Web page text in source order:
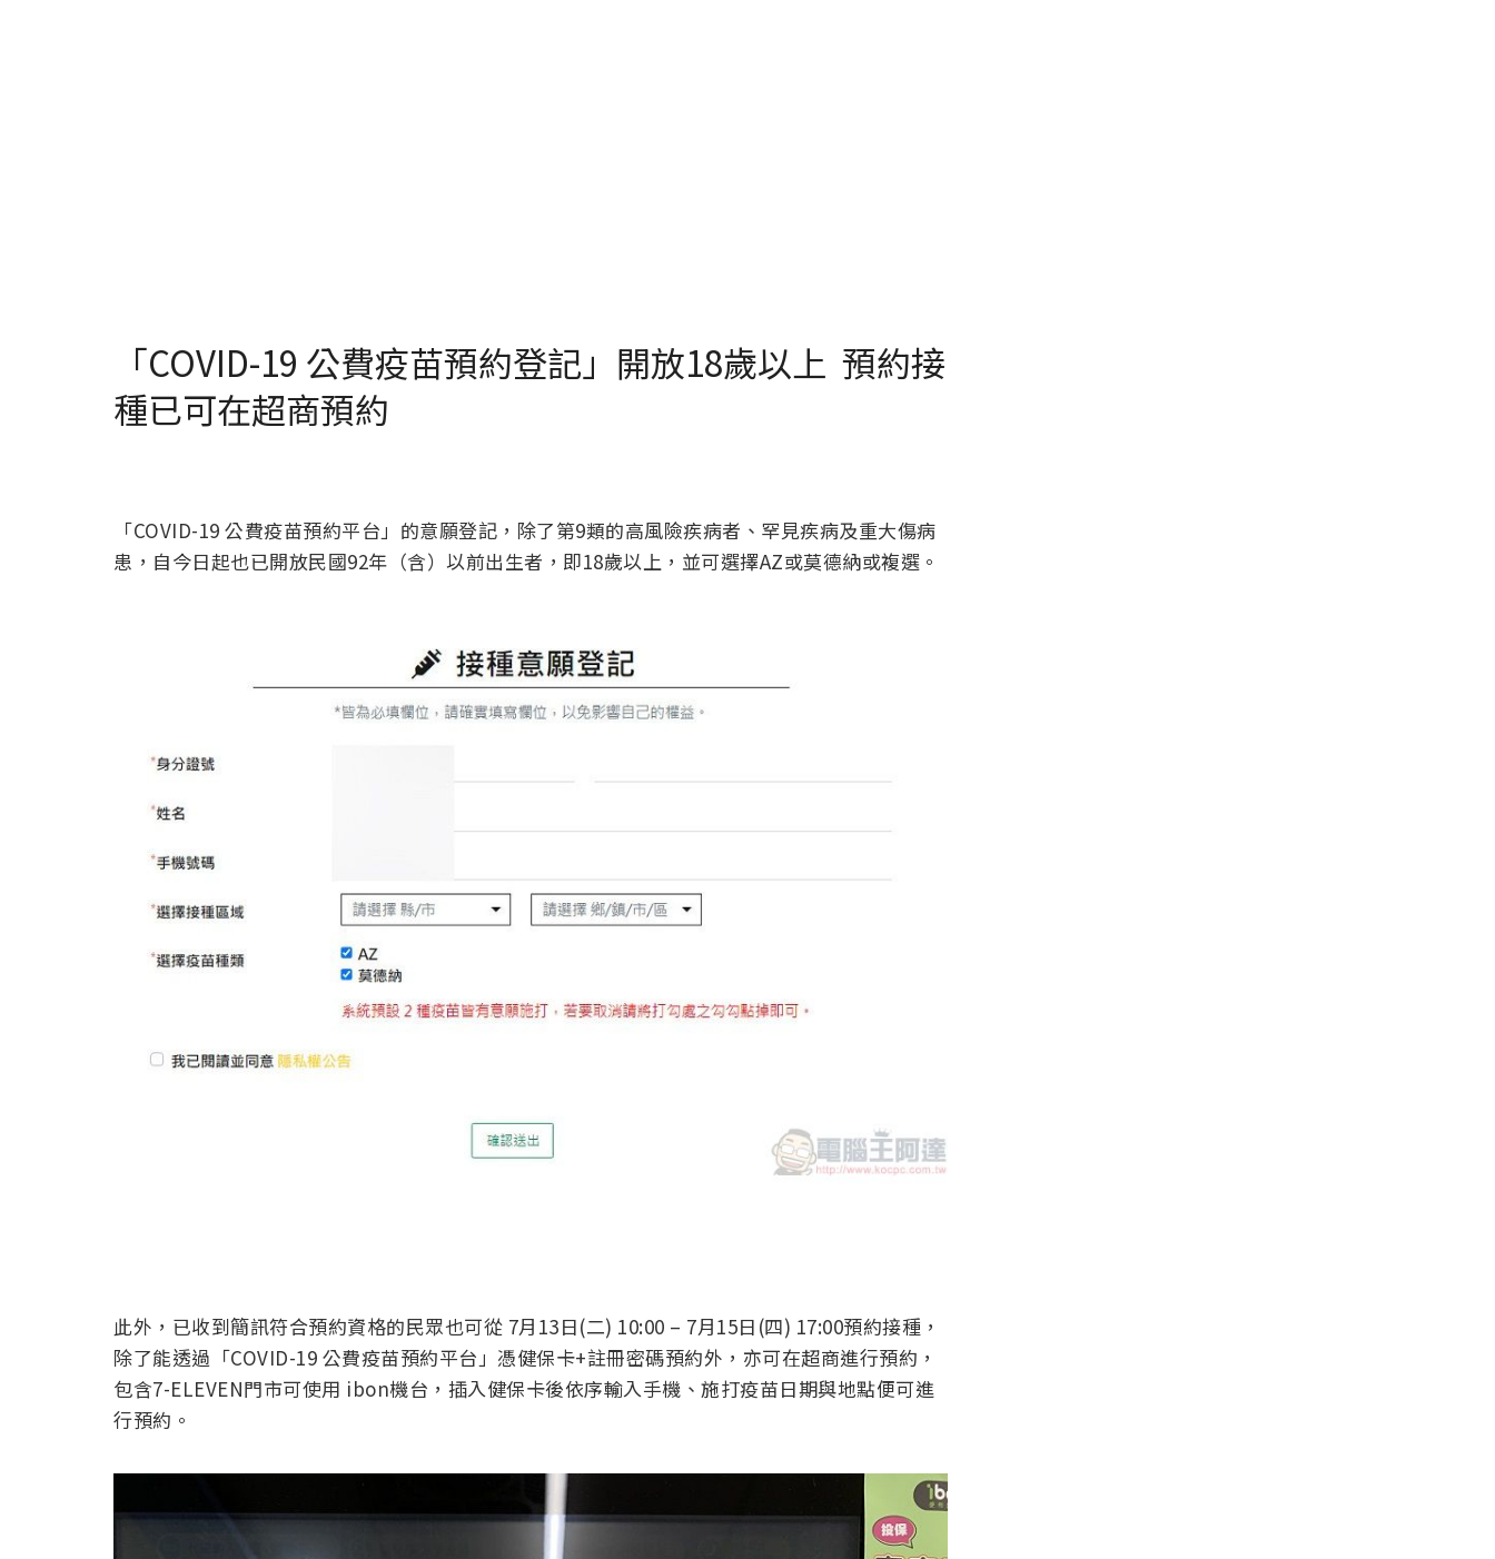
「COVID-19 公費疫苗預約登記」開放18歲以上 預約接
種已可在超商預約
「COVID-19 公費疫苗預約平台」的意願登記，除了第9類的高風險疾病者、罕見疾病及重大傷病
患，自今日起也已開放民國92年（含）以前出生者，即18歲以上，並可選擇AZ或莫德納或複選。
此外，已收到簡訊符合預約資格的民眾也可從 7月13日(二) 10:00 – 7月15日(四) 17:00預約接種，
除了能透過「COVID-19 公費疫苗預約平台」憑健保卡+註冊密碼預約外，亦可在超商進行預約，
包含7-ELEVEN門市可使用 ibon機台，插入健保卡後依序輸入手機、施打疫苗日期與地點便可進
行預約。